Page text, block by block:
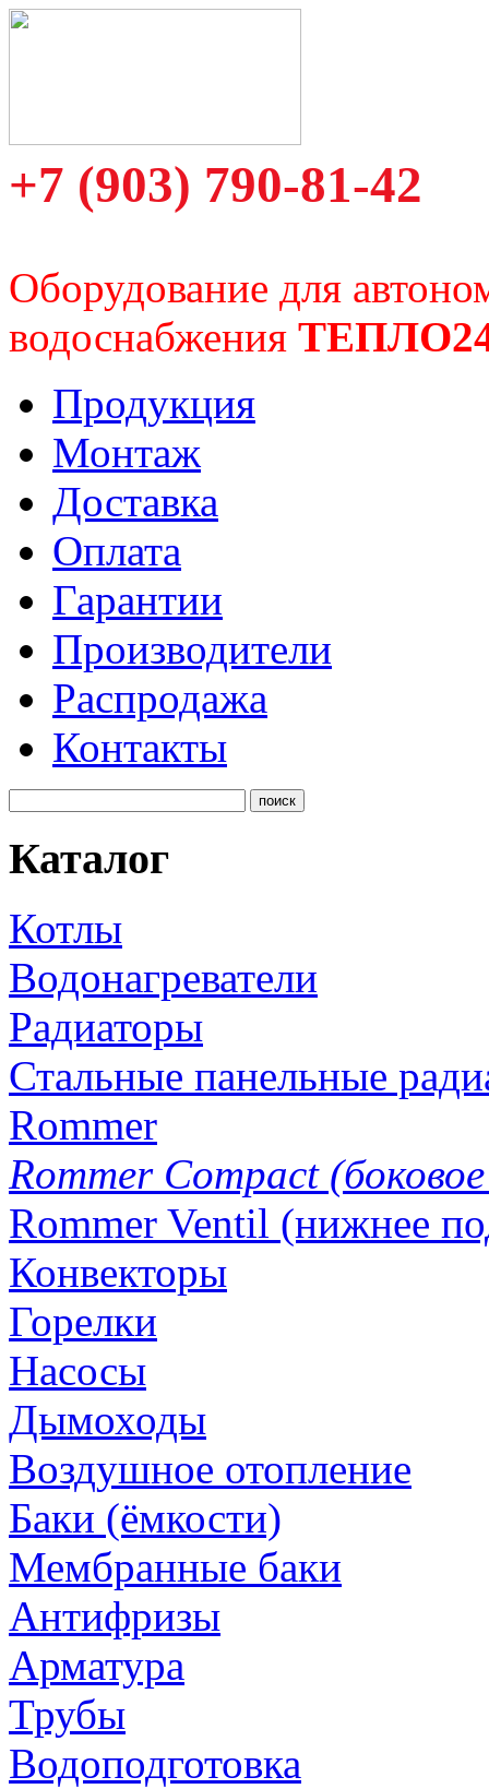
+7 (903) 790-81-42
Оборудование для
водоснабжения
Продукция
Монтаж
Доставка
Оплата
Гарантии
Производители
Распродажа
Контакты
Каталог
Котлы
Водонагреватели
Радиаторы
Стальные панельные
Rommer
Rommer Compact
Rommer Ventil (нижнее
Конвекторы
Горелки
Насосы
Дымоходы
Воздушное отопление
Баки (ёмкости)
Мембранные баки
Антифризы
Арматура
Трубы
Водоподготовка